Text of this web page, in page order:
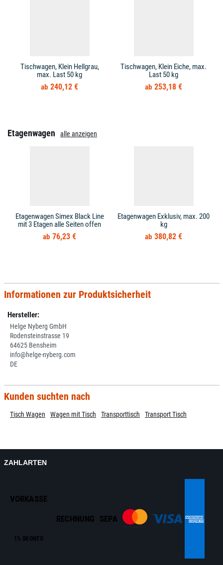
Tischwagen, Klein Hellgrau,
max. Last 50 kg
240,12 €
Tischwagen, Klein Eiche, max.
Last 50 kg
253,18 €
Etagenwagen alle anzeigen
Etagenwagen Simex Black Line
mit 3 Etagen alle Seiten offen
76,23 €
Etagenwagen Exklusiv, max. 200
kg
380,82 €
Informationen zur Produktsicherheit
Hersteller:
Helge Nyberg GmbH
Rodensteinstrasse 19
64625 Bensheim
info@helge-nyberg.com
DE
Kunden suchten nach
Tisch Wagen Wagen mit Tisch Transporttisch Transport Tisch
ZAHLARTEN
VORKASSE
1% SKONTO
RECHNUNG SEPA